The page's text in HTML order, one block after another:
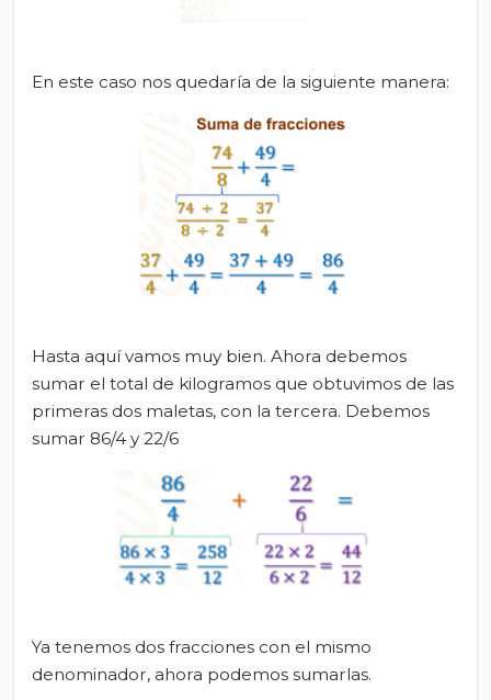
En este caso nos quedaría de la siguiente manera:
Hasta aquí vamos muy bien. Ahora debemos
sumar el total de kilogramos que obtuvimos de las
primeras dos maletas, con la tercera. Debemos
sumar 86/4 y 22/6
Ya tenemos dos fracciones con el mismo
denominador, ahora podemos sumarlas.